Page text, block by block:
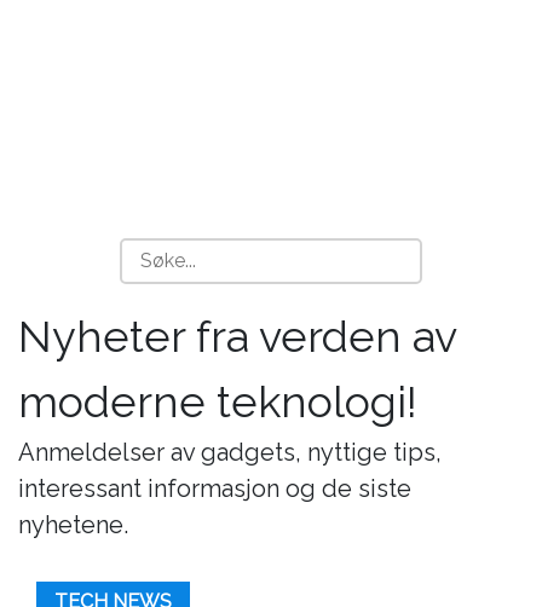
Nyheter fra verden av
moderne teknologi!
Anmeldelser av gadgets, nyttige tips,
interessant informasjon og de siste
nyhetene.
TECH NEWS